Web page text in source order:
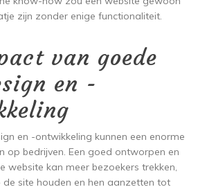
zijn zonder enige functionaliteit.
van goede
en -
en -ontwikkeling kunnen een enorme
op bedrijven. Een goed ontworpen en
website kan meer bezoekers trekken,
de site houden en hen aanzetten tot